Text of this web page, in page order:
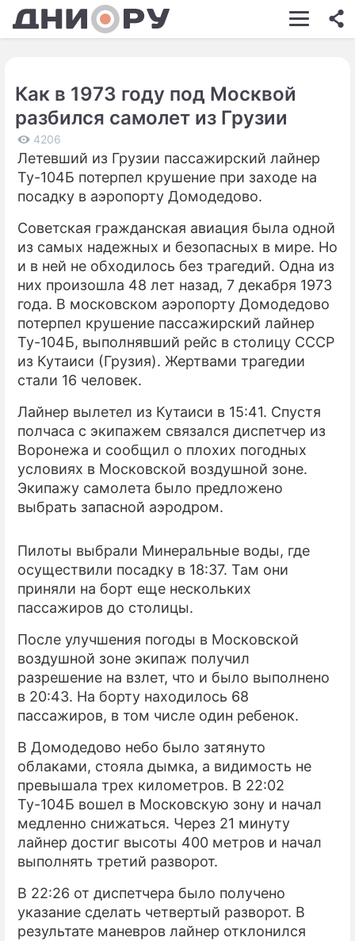
ШОУ-БИЗНЕС
КИНО
НЕДВИЖИМОСТЬ
ЗДОРОВЬЕ
ЭКОНОМИКА
ПРОИСШЕСТВИЯ
СОННИК
СТИЛЬ ЖИЗНИ
СЕРИАЛЫ
О ПРОЕКТЕ
Как в 1973 году под Москвой
разбился самолет из Грузии
4206
Летевший из Грузии пассажирский лайнер
Ту-104Б потерпел крушение при заходе на
посадку в аэропорту Домодедово.
Советская гражданская авиация была одной
из самых надежных и безопасных в мире. Но
и в ней не обходилось без трагедий. Одна из
них произошла 48 лет назад, 7 декабря 1973
года. В московском аэропорту Домодедово
потерпел крушение пассажирский лайнер
Ту-104Б, выполнявший рейс в столицу СССР
из Кутаиси (Грузия). Жертвами трагедии
стали 16 человек.
Лайнер вылетел из Кутаиси в 15:41. Спустя
полчаса с экипажем связался диспетчер из
Воронежа и сообщил о плохих погодных
условиях в Московской воздушной зоне.
Экипажу самолета было предложено
выбрать запасной аэродром.
Пилоты выбрали Минеральные воды, где
осуществили посадку в 18:37. Там они
приняли на борт еще нескольких
пассажиров до столицы.
После улучшения погоды в Московской
воздушной зоне экипаж получил
разрешение на взлет, что и было выполнено
в 20:43. На борту находилось 68
пассажиров, в том числе один ребенок.
В Домодедово небо было затянуто
облаками, стояла дымка, а видимость не
превышала трех километров. В 22:02
Ту-104Б вошел в Московскую зону и начал
медленно снижаться. Через 21 минуту
лайнер достиг высоты 400 метров и начал
выполнять третий разворот.
В 22:26 от диспетчера было получено
указание сделать четвертый разворот. В
результате маневров лайнер отклонился